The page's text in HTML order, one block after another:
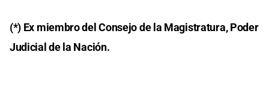
(*) Ex miembro del Consejo de la Magistratura, Poder
Judicial de la Nación.